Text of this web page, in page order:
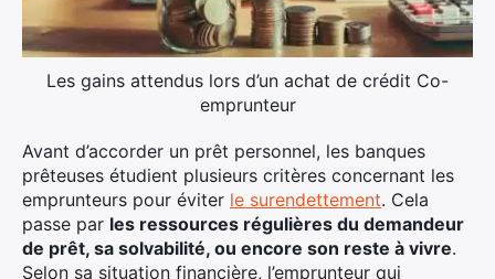
Les gains attendus lors d’un achat de crédit Co-
emprunteur
Avant d’accorder un prêt personnel, les banques
prêteuses étudient plusieurs critères concernant les
emprunteurs pour éviter le surendettement. Cela
passe par les ressources régulières du demandeur
de prêt, sa solvabilité, ou encore son reste à vivre.
Selon sa situation financière, l’emprunteur qui